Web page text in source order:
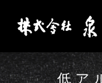
低ア